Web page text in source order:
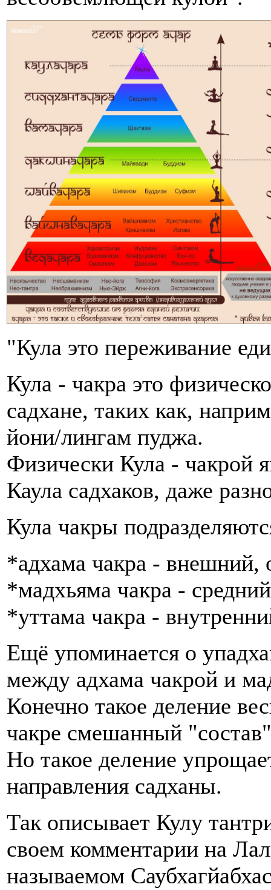
"Кула это переживание
Кула - чакра это
садхане, таких как,
йони/лингам пуджа.
Физически Кула - чакрой
Каула садхаков, даже
Кула чакры
*адхама чакра - внешний,
*мадхьяма чакра -
*уттама чакра -
Ещё упоминается о
между адхама чакрой и
Конечно такое деление
чакре смешанный
Но такое деление
направления садханы.
Так описывает Кулу
своем комментарии на
называемом